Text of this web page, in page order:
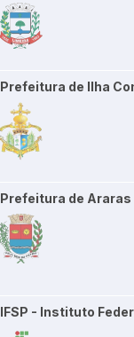
Prefeitura de Ilha
Prefeitura de Araras
IFSP - Instituto